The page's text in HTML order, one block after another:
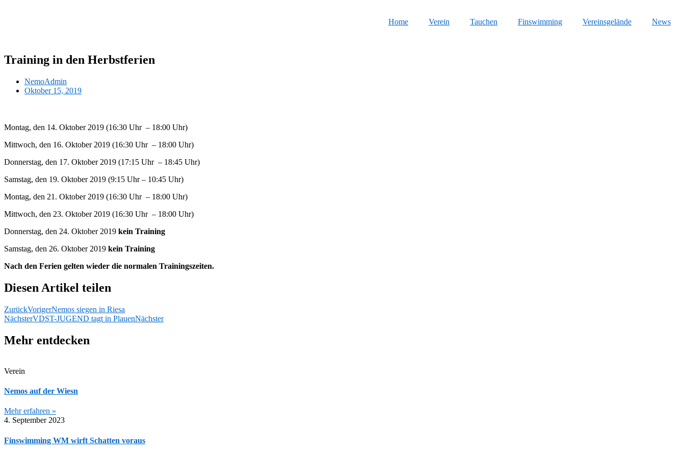
Home Verein Tauchen Finswimming Vereinsgelände News
Training in den Herbstferien
NemoAdmin
Oktober 15, 2019
Montag, den 14. Oktober 2019 (16:30 Uhr – 18:00 Uhr)
Mittwoch, den 16. Oktober 2019 (16:30 Uhr – 18:00 Uhr)
Donnerstag, den 17. Oktober 2019 (17:15 Uhr – 18:45 Uhr)
Samstag, den 19. Oktober 2019 (9:15 Uhr – 10:45 Uhr)
Montag, den 21. Oktober 2019 (16:30 Uhr – 18:00 Uhr)
Mittwoch, den 23. Oktober 2019 (16:30 Uhr – 18:00 Uhr)
Donnerstag, den 24. Oktober 2019 kein Training
Samstag, den 26. Oktober 2019 kein Training
Nach den Ferien gelten wieder die normalen Trainingszeiten.
Diesen Artikel teilen
ZurückVorigerNemos siegen in Riesa
NächsterVDST-JUGEND tagt in PlauenNächster
Mehr entdecken
Verein
Nemos auf der Wiesn
Mehr erfahren »
4. September 2023
Finswimming WM wirft Schatten voraus